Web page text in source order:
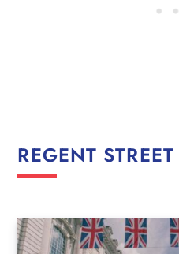
REGENT STREET